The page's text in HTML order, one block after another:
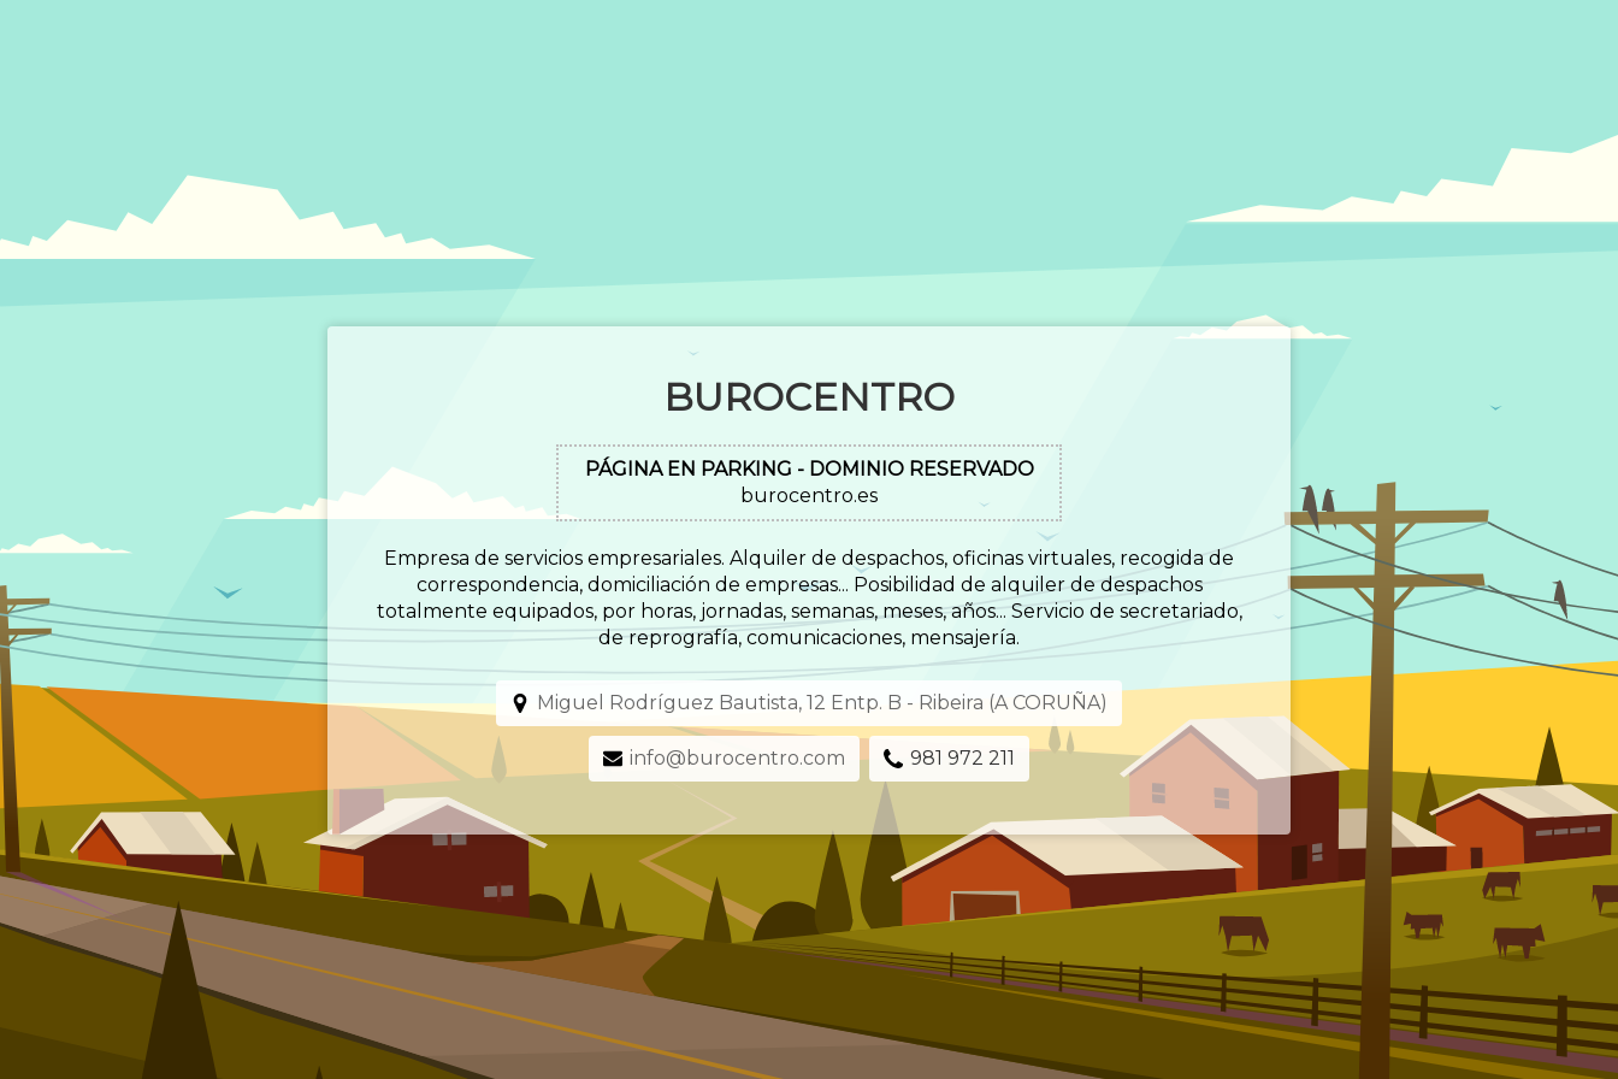
BUROCENTRO
PÁGINA EN PARKING - DOMINIO RESERVADO
burocentro.es
Empresa de servicios empresariales. Alquiler de despachos, oficinas virtuales, recogida de
correspondencia, domiciliación de empresas... Posibilidad de alquiler de despachos
totalmente equipados, por horas, jornadas, semanas, meses, años... Servicio de secretariado,
de reprografía, comunicaciones, mensajería.
Miguel Rodríguez Bautista, 12 Entp. B - Ribeira (A CORUÑA)
info@burocentro.com 981 972 211